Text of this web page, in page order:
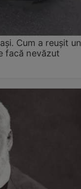
Cum a reușit un
facă nevăzut